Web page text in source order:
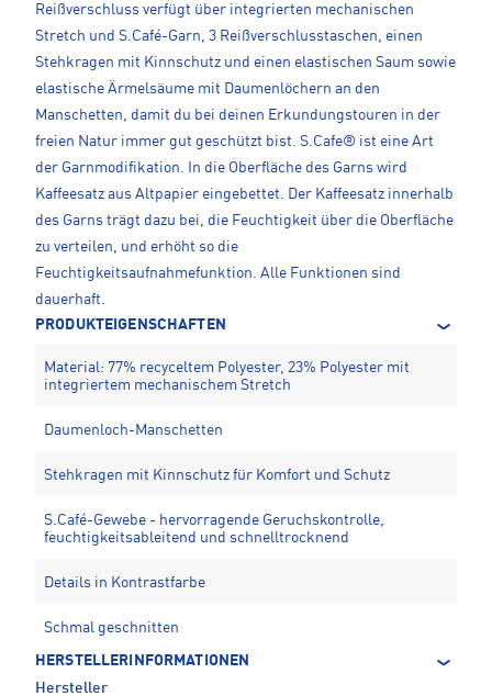
Reißverschluss verfügt über integrierten mechanischen
Stretch und S.Café-Garn, 3 Reißverschlusstaschen, einen
Stehkragen mit Kinnschutz und einen elastischen Saum sowie
elastische Ärmelsäume mit Daumenlöchern an den
Manschetten, damit du bei deinen Erkundungstouren in der
freien Natur immer gut geschützt bist. S.Cafe® ist eine Art
der Garnmodifikation. In die Oberfläche des Garns wird
Kaffeesatz aus Altpapier eingebettet. Der Kaffeesatz innerhalb
des Garns trägt dazu bei, die Feuchtigkeit über die Oberfläche
zu verteilen, und erhöht so die
Feuchtigkeitsaufnahmefunktion. Alle Funktionen sind
dauerhaft.
PRODUKTEIGENSCHAFTEN
Material: 77% recyceltem Polyester, 23% Polyester mit
integriertem mechanischem Stretch
Daumenloch-Manschetten
Stehkragen mit Kinnschutz für Komfort und Schutz
S.Café-Gewebe - hervorragende Geruchskontrolle,
feuchtigkeitsableitend und schnelltrocknend
Details in Kontrastfarbe
Schmal geschnitten
HERSTELLERINFORMATIONEN
Hersteller